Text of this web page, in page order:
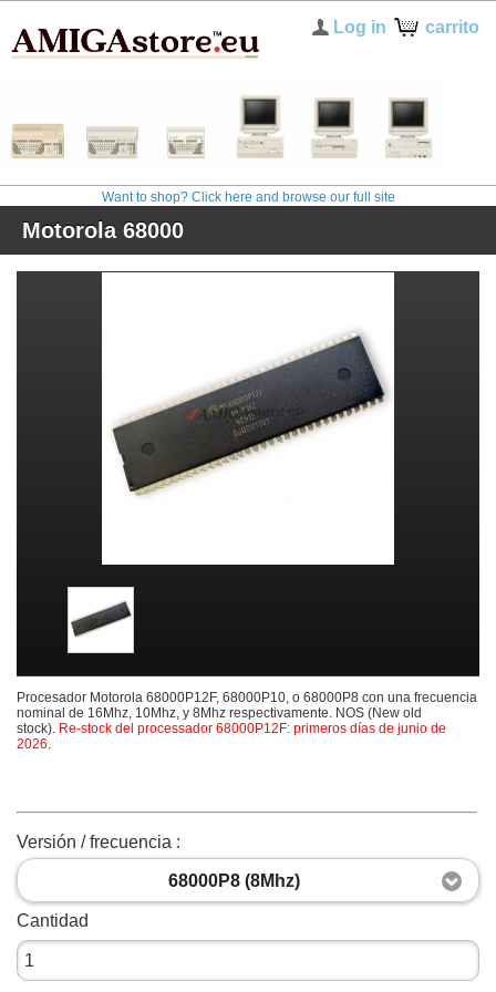
carrito
Log in
Want to shop? Click here and browse our full site
Motorola 68000
Procesador Motorola 68000P12F, 68000P10, o 68000P8 con una frecuencia
nominal de 16Mhz, 10Mhz, y 8Mhz respectivamente. NOS (New old
stock). Re-stock del processador 68000P12F: primeros días de junio de
2026.
Versión / frecuencia :
68000P8 (8Mhz)
Cantidad